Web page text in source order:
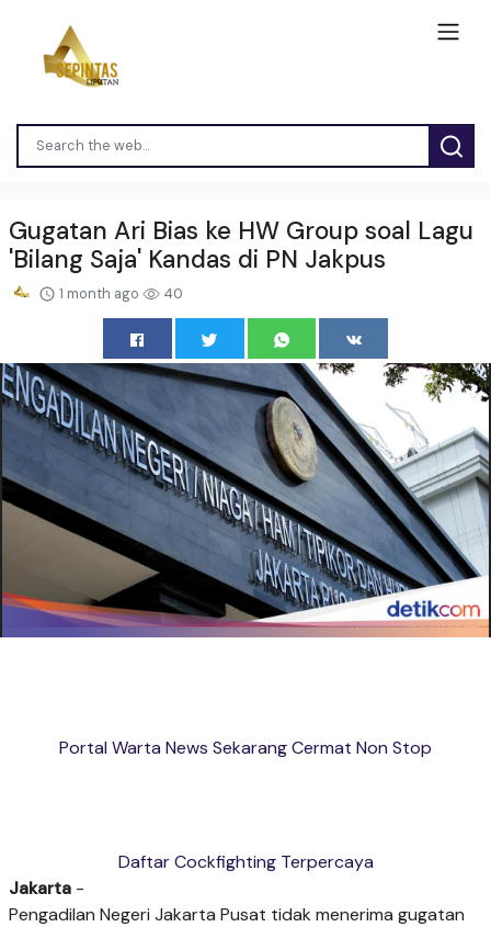
Gugatan Ari Bias ke HW Group soal Lagu
'Bilang Saja' Kandas di PN Jakpus
1 month ago 40
Portal Warta News Sekarang Cermat Non Stop
Daftar Cockfighting Terpercaya
Jakarta -
Pengadilan Negeri Jakarta Pusat tidak menerima gugatan